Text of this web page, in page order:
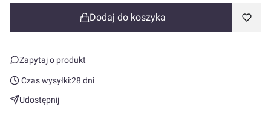
Dodaj do koszyka
Zapytaj o produkt
Czas wysyłki:28 dni
Udostępnij